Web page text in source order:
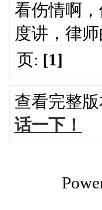
看伤情啊
度讲，律
页: [1]
查看完整版
话一下！